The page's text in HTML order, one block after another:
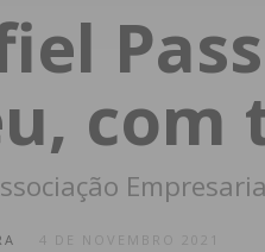
4 DE NOVEMBRO 2021